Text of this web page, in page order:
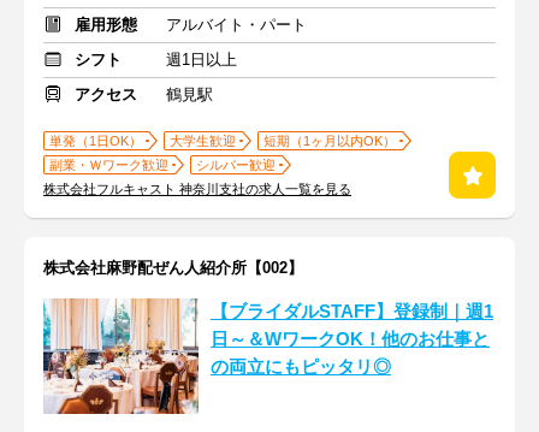
雇用形態
アルバイト・パート
シフト
週1日以上
アクセス
鶴見駅
単発（1日OK） 大学生歓迎
短期（1ヶ月以内OK）
副業・Ｗワーク歓迎
シルバー歓迎
株式会社フルキャスト 神奈川支社の求人一覧を見る
株式会社麻野配ぜん人紹介所【002】
【ブライダルSTAFF】登録制｜週1
日～＆WワークOK！他のお仕事と
の両立にもピッタリ◎